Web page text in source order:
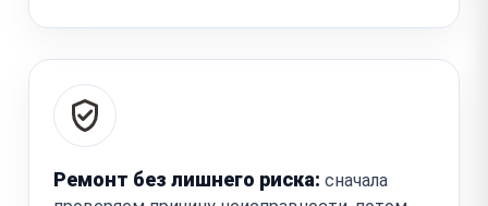
Ремонт без лишнего риска: сначала